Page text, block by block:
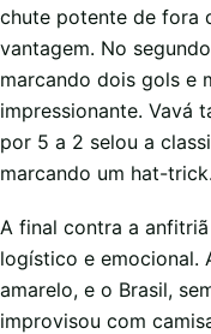
chute potente de fora
vantagem. No
marcando dois gols e
impressionante. Vavá
por 5 a 2 selou a
marcando um hat-trick.
A final contra a
logístico e emocional.
amarelo, e o Brasil,
improvisou com